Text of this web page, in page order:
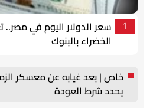
1
سعر الدولار اليوم في
الخضراء بالبنوك
خاص | بعد غيابه عن معسكر
يحدد شرط العودة